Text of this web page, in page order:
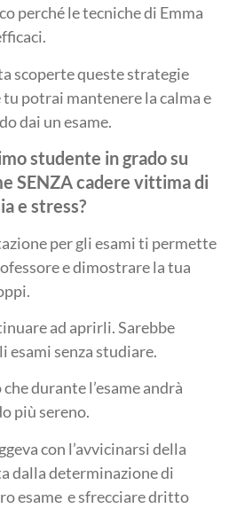
perché le tecniche di Emma
scoperte queste strategie
potrai mantenere la calma e
dai un esame.
studente in grado su
SENZA cadere vittima di
e stress?
per gli esami ti permette
e dimostrare la tua
ad aprirli. Sarebbe
esami senza studiare.
durante l’esame andrà
più sereno.
con l’avvicinarsi della
dalla determinazione di
esame e sfrecciare dritto